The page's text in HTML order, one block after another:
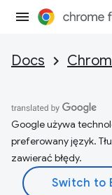
Docs
Google używa
preferowany język.
zawierać błędy.